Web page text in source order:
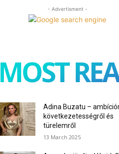
- Advertisment -
MOST
Adina Buzatu –
következetességről és
türelemről
13 March 2025